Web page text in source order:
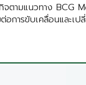
จตามแนวทาง BCG
อการขับเคลื่อนและ